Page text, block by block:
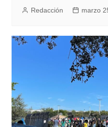
Redacción marzo